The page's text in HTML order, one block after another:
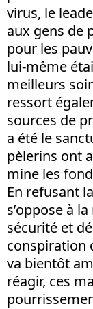
virus, le
aux gens de
pour les
lui-même
meilleurs
ressort
sources de
a été le
pèlerins ont
mine les
En refusant
s’oppose à
sécurité et
conspiration
va bientôt
réagir, ces